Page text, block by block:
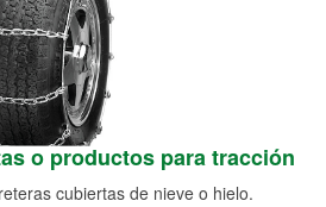
o productos para tracción
cubiertas de nieve o hielo.